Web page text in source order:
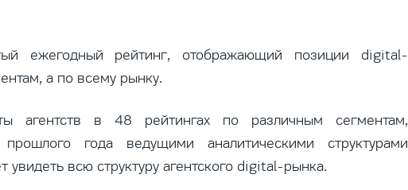
ежегодный рейтинг, отображающий позиции digital-
а по всему рынку.
агентств в 48 рейтингах по различным сегментам,
года ведущими аналитическими структурами
увидеть всю структуру агентского digital-рынка.